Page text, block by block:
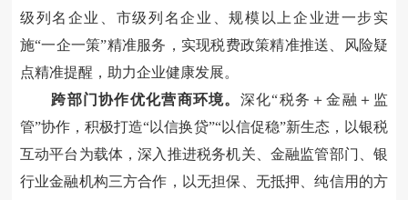
级列名企业、市级列名企业、规模以上企业进一步实
施“一企一策”精准服务，实现税费政策精准推送、风险疑
点精准提醒，助力企业健康发展。
跨部门协作优化营商环境。 深化“税务＋金融＋监
管”协作，积极打造“以信换贷”“以信促稳”新生态 ， 以银税
互动平台 为载体，深入推进税务机关、金融监管部门、银
行业金融机构三方合作，以无担保、无抵押、纯信用的方